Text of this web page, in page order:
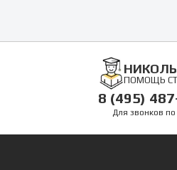
ПОМОЩЬ
8 (495)
Для звонков по